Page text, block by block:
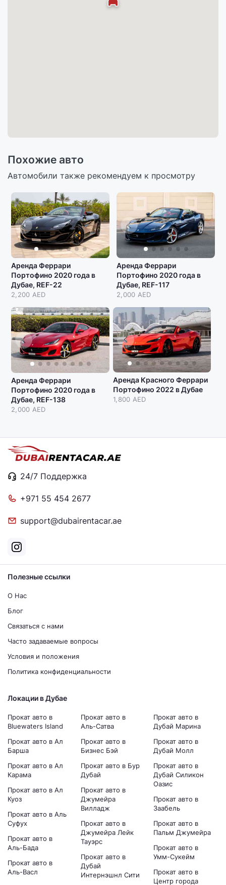
Похожие авто
Автомобили также рекомендуем к просмотру
Аренда Феррари
Портофино 2020 года в
Дубае, REF-22
2,200 AED
Аренда Феррари
Портофино 2020 года в
Дубае, REF-117
2,000 AED
Аренда Феррари
Портофино 2020 года в
Дубае, REF-138
2,000 AED
Аренда Красного Феррари
Портофино 2022 в Дубае
1,800 AED
24/7 Поддержка
+971 55 454 2677
support@dubairentacar.ae
Полезные ссылки
О Нас
Блог
Связаться с нами
Часто задаваемые вопросы
Условия и положения
Политика конфиденциальности
Локации в Дубае
Прокат авто в
Bluewaters Island
Прокат авто в Ал
Барша
Прокат авто в Ал
Карама
Прокат авто в Ал
Куоз
Прокат авто в Аль
Суфух
Прокат авто в
Аль-Бада
Прокат авто в
Аль-Васл
Прокат авто в
Аль-Сатва
Прокат авто в
Бизнес Бэй
Прокат авто в Бур
Дубай
Прокат авто в
Джумейра
Вилладж
Прокат авто в
Джумейра Лейк
Тауэрс
Прокат авто в
Дубай
Интернэшнл Сити
Прокат авто в
Дубай Марина
Прокат авто в
Дубай Молл
Прокат авто в
Дубай Силикон
Оазис
Прокат авто в
Заабель
Прокат авто в
Пальм Джумейра
Прокат авто в
Умм-Сукейм
Прокат авто в
Центр города